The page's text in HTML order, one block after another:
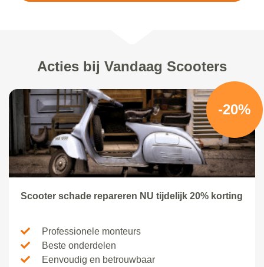
Acties bij Vandaag Scooters
-20%
Scooter schade repareren NU tijdelijk 20% korting
Professionele monteurs
Beste onderdelen
Eenvoudig en betrouwbaar